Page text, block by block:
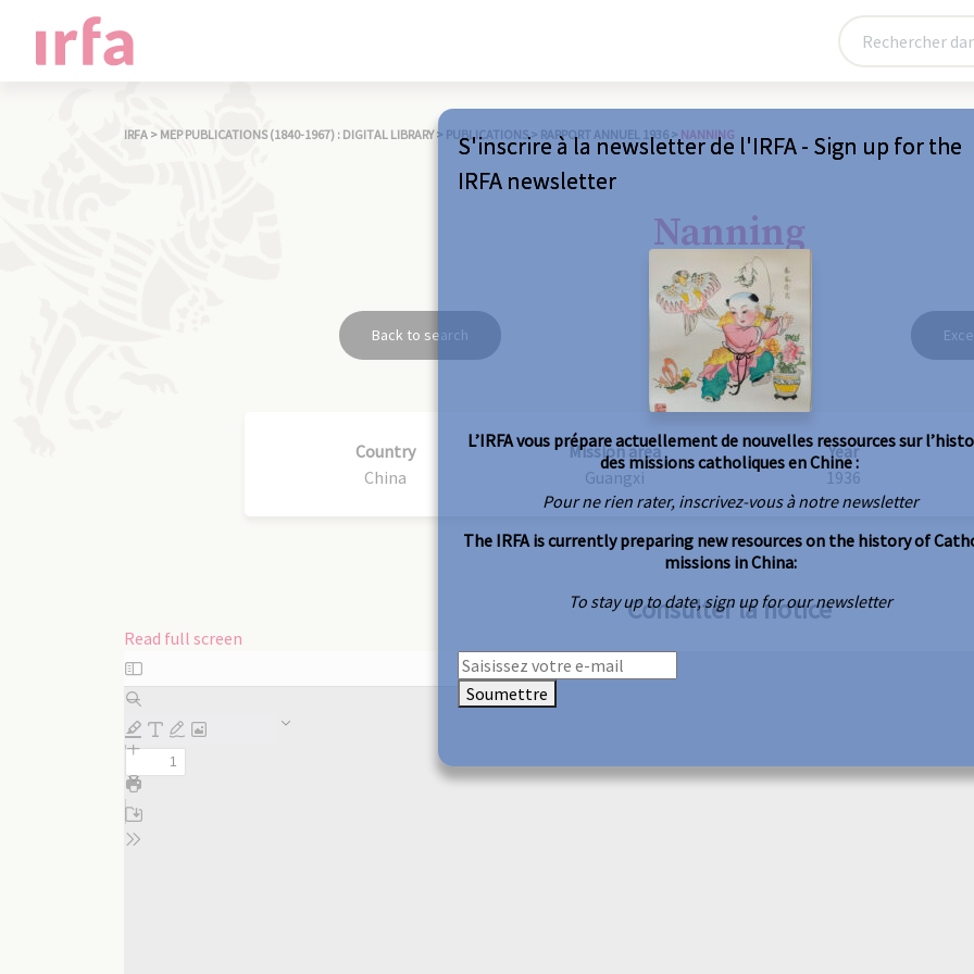
IRFA > MEP PUBLICATIONS (1840-1967) : DIGITAL LIBRARY > PUBLICATIONS > RAPPORT ANNUEL 1936 > NANNING
Nanning
Back to search
Country
China
Mission area
Guangxi
Year
1936
Consulter la notice
Read full screen
Skip
to
PDF
content
S'inscrire à la newsletter de l'IRFA - Sign up for the
IRFA newsletter
L’IRFA vous prépare actuellement de nouvelles ressources sur
des missions catholiques en Chine :
Pour ne rien rater, inscrivez-vous à notre newsletter
The IRFA is currently preparing new resources on the history of
missions in China:
To stay up to date, sign up for our newsletter
Soumettre